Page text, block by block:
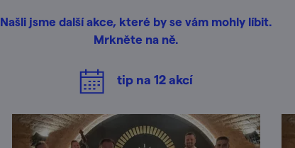
Našli jsme další akce, které by se vám mohly líbit.
Mrkněte na ně.
tip na 12akcí